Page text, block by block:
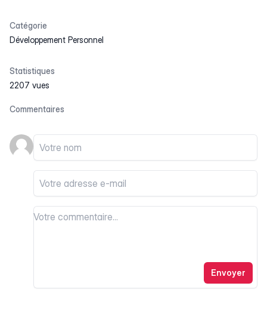
Catégorie
Développement Personnel
Statistiques
2207 vues
Commentaires
Votre nom
Votre email
Votre commentaire
Votre commentaire
Envoyer